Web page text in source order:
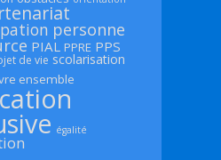
personne
PIAL PPRE PPS
de vie scolarisation
ensemble
égalité